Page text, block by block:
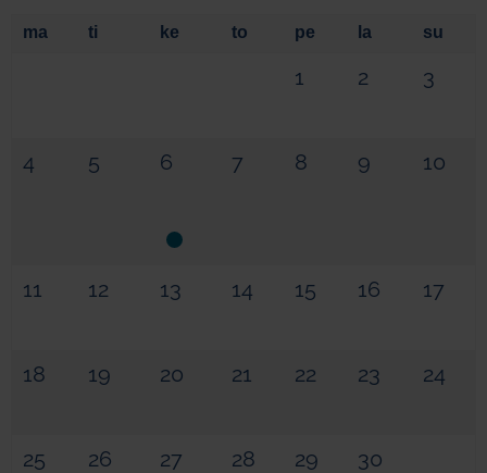
ma ti ke to pe la su
1 2 3
4 5 6 7 8 9 10
11 12 13 14 15 16 17
18 19 20 21 22 23 24
25 26 27 28 29 30